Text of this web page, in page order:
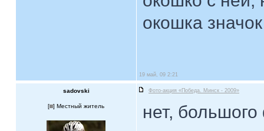
окошка
19 май, 09 2:21
sadovski Фото-акция «Победа. Минск - 2009»
[ ] Местный житель нет,